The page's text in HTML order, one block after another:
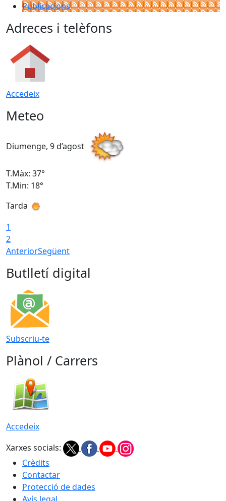
Publicacions
Adreces i telèfons
Accedeix
Meteo
Diumenge, 9 d’agost
T.Màx: 37°
T.Min: 18°
Tarda
1
2
AnteriorSegüent
Butlletí digital
Subscriu-te
Plànol / Carrers
Accedeix
Xarxes socials:
Crèdits
Contactar
Protecció de dades